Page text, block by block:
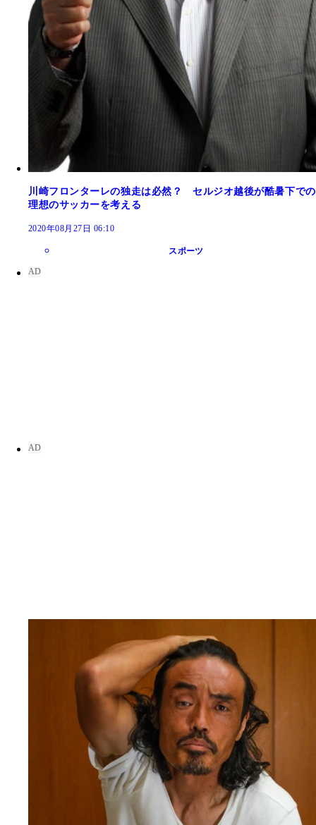
川崎フロンターレの独走は必然？ セルジオ越後が酷暑下での
理想のサッカーを考える
2020年08月27日 06:10
スポーツ